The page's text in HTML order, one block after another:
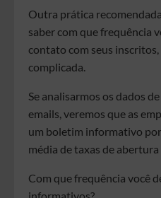
Outra prática
saber com que frequência
contato com seus
complicada.
Se analisarmos os dados
emails, veremos que as
um boletim informativo
média de taxas de abertura
Com que frequência você